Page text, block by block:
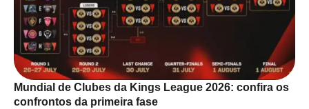
Mundial de Clubes da Kings League 2026: confira os
confrontos da primeira fase